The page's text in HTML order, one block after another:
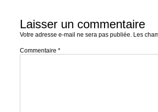
Laisser un commentaire
Votre adresse e-mail ne sera pas publiée. Les
Commentaire *